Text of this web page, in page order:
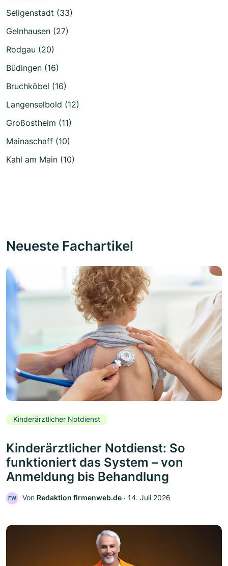
Seligenstadt (33)
Gelnhausen (27)
Rodgau (20)
Büdingen (16)
Bruchköbel (16)
Langenselbold (12)
Großostheim (11)
Mainaschaff (10)
Kahl am Main (10)
Neueste Fachartikel
Kinderärztlicher Notdienst
Kinderärztlicher Notdienst: So
funktioniert das System – von
Anmeldung bis Behandlung
FW Von Redaktion firmenweb.de ‧ 14. Juli 2026